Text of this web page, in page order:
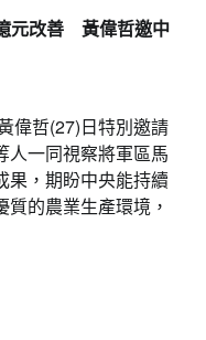
元改善 黃偉哲邀中
偉哲(27)日特別邀請
人一同視察將軍區馬
果，期盼中央能持續
的農業生產環境，